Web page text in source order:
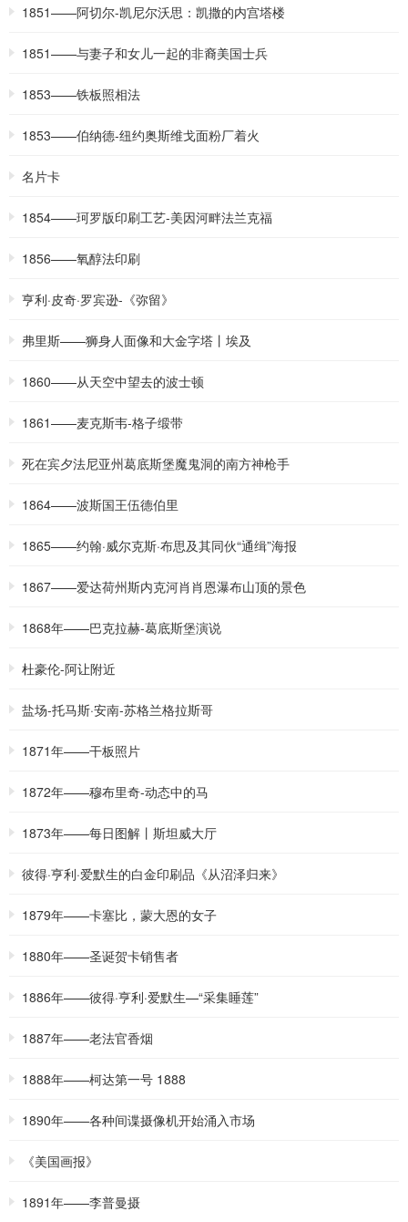
1851——阿切尔-凯尼尔沃思：凯撒的内宫塔楼
1851——与妻子和女儿一起的非裔美国士兵
1853——铁板照相法
1853——伯纳德-纽约奥斯维戈面粉厂着火
名片卡
1854——珂罗版印刷工艺-美因河畔法兰克福
1856——氧醇法印刷
亨利·皮奇·罗宾逊-《弥留》
弗里斯——狮身人面像和大金字塔丨埃及
1860——从天空中望去的波士顿
1861——麦克斯韦-格子缎带
死在宾夕法尼亚州葛底斯堡魔鬼洞的南方神枪手
1864——波斯国王伍德伯里
1865——约翰·威尔克斯·布思及其同伙“通缉”海报
1867——爱达荷州斯内克河肖肖恩瀑布山顶的景色
1868年——巴克拉赫-葛底斯堡演说
杜豪伦-阿让附近
盐场-托马斯·安南-苏格兰格拉斯哥
1871年——干板照片
1872年——穆布里奇-动态中的马
1873年——每日图解丨斯坦威大厅
彼得·亨利·爱默生的白金印刷品《从沼泽归来》
1879年——卡塞比，蒙大恩的女子
1880年——圣诞贺卡销售者
1886年——彼得·亨利·爱默生—“采集睡莲”
1887年——老法官香烟
1888年——柯达第一号 1888
1890年——各种间谍摄像机开始涌入市场
《美国画报》
1891年——李普曼摄